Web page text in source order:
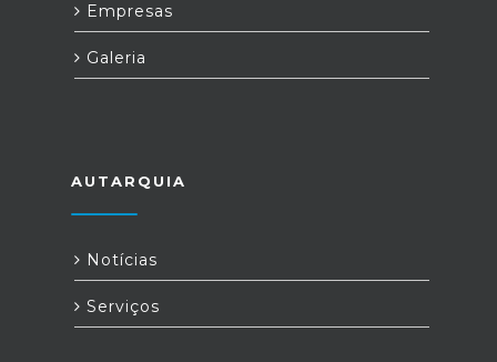
Empresas
Galeria
AUTARQUIA
Notícias
Serviços